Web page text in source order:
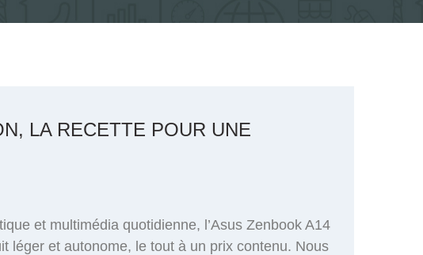
LA RECETTE POUR UNE
et multimédia quotidienne, l’Asus Zenbook A14
léger et autonome, le tout à un prix contenu. Nous